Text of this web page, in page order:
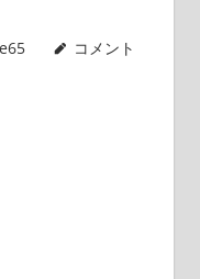
コメント